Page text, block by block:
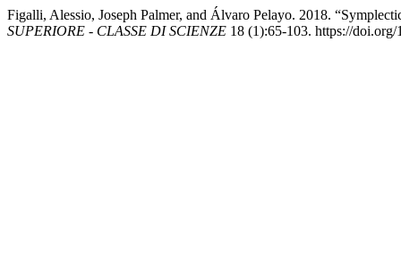
Figalli, Alessio, Joseph Palmer, and Álvaro Pelayo. 2018.
SUPERIORE - CLASSE DI SCIENZE 18 (1):65-103. https://